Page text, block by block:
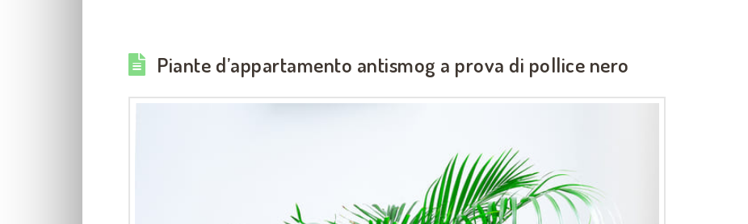
Piante d’appartamento antismog a prova di pollice nero